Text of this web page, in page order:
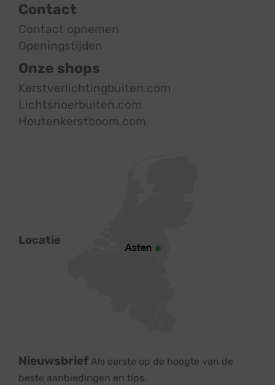
Contact
Contact opnemen
Openingstijden
Onze shops
Kerstverlichtingbuiten.com
Lichtsnoerbuiten.com
Houtenkerstboom.com
Locatie
Nieuwsbrief Als eerste op de hoogte van de
beste aanbiedingen en tips.